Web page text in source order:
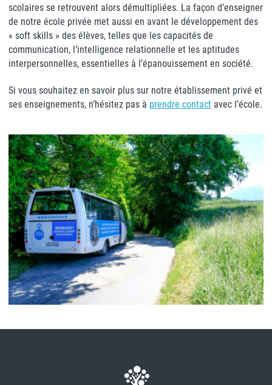
scolaires se retrouvent alors démultipliées. La façon d’enseigner
de notre école privée met aussi en avant le développement des
« soft skills » des élèves, telles que les capacités de
communication, l’intelligence relationnelle et les aptitudes
interpersonnelles, essentielles à l’épanouissement en société.
Si vous souhaitez en savoir plus sur notre établissement privé et
ses enseignements, n’hésitez pas à prendre contact avec l’école.